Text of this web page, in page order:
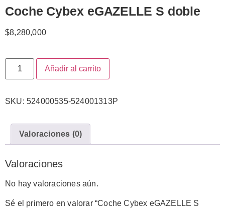
Coche Cybex eGAZELLE S doble
$8,280,000
Añadir al carrito
SKU: 524000535-524001313P
Valoraciones (0)
Valoraciones
No hay valoraciones aún.
Sé el primero en valorar “Coche Cybex eGAZELLE S